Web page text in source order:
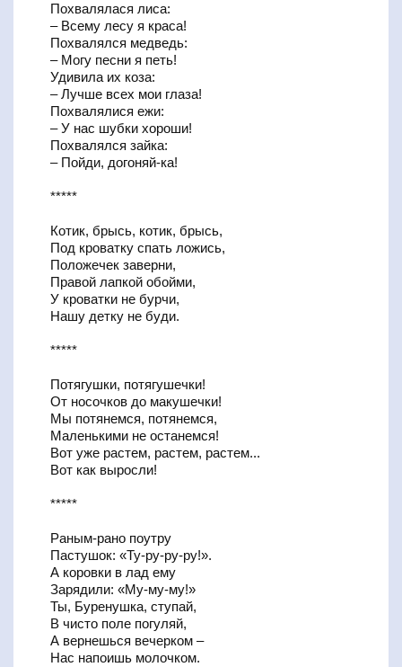
Похвалялася лиса:
– Всему лесу я краса!
Похвалялся медведь:
– Могу песни я петь!
Удивила их коза:
– Лучше всех мои глаза!
Похвалялися ежи:
– У нас шубки хороши!
Похвалялся зайка:
– Пойди, догоняй-ка!
*****
Котик, брысь, котик, брысь,
Под кроватку спать ложись,
Положечек заверни,
Правой лапкой обойми,
У кроватки не бурчи,
Нашу детку не буди.
*****
Потягушки, потягушечки!
От носочков до макушечки!
Мы потянемся, потянемся,
Маленькими не останемся!
Вот уже растем, растем, растем...
Вот как выросли!
*****
Раным-рано поутру
Пастушок: «Ту-ру-ру-ру!».
А коровки в лад ему
Зарядили: «Му-му-му!»
Ты, Буренушка, ступай,
В чисто поле погуляй,
А вернешься вечерком –
Нас напоишь молочком.